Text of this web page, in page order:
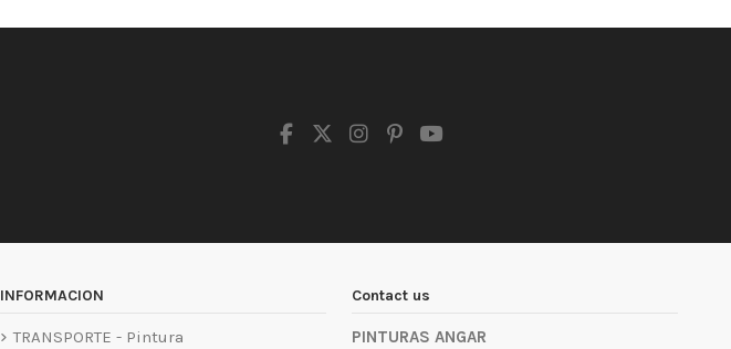
INFORMACION
TRANSPORTE - Pintura
Contact us
PINTURAS ANGAR